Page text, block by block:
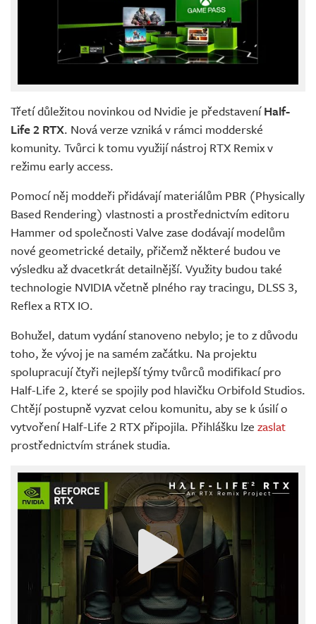
Třetí důležitou novinkou od Nvidie je představeníHalf-
Life 2 RTX. Nová verze vzniká v rámci modderské
komunity. Tvůrci k tomu využijí nástroj RTX Remix v
režimu early access.
Pomocí něj moddeři přidávají materiálům PBR (Physically
Based Rendering) vlastnosti a prostřednictvím editoru
Hammer od společnosti Valve zase dodávají modelům
nové geometrické detaily, přičemž některé budou ve
výsledku až dvacetkrát detailnější. Využity budou také
technologie NVIDIA včetně plného ray tracingu, DLSS 3,
Reflex a RTX IO.
Bohužel, datum vydání stanoveno nebylo; je to z důvodu
toho, že vývoj je na samém začátku. Na projektu
spolupracují čtyři nejlepší týmy tvůrců modifikací pro
Half-Life 2, které se spojily pod hlavičku Orbifold Studios.
Chtějí postupně vyzvat celou komunitu, aby se k úsilí o
vytvoření Half-Life 2 RTX připojila. Přihlášku lze zaslat
prostřednictvím stránek studia.